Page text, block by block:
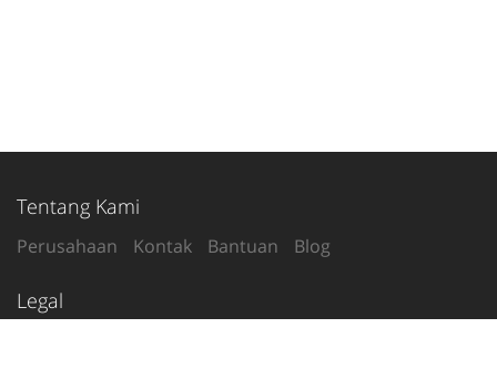
Tentang Kami
Perusahaan Kontak Bantuan Blog
Legal